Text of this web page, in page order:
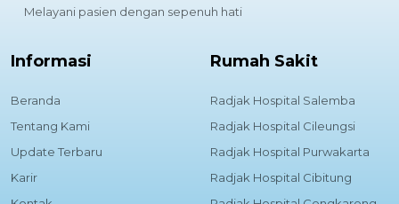
Melayani pasien dengan sepenuh hati
Informasi
Beranda
Tentang Kami
Update Terbaru
Karir
Rumah Sakit
Radjak Hospital Salemba
Radjak Hospital Cileungsi
Radjak Hospital Purwakarta
Radjak Hospital Cibitung